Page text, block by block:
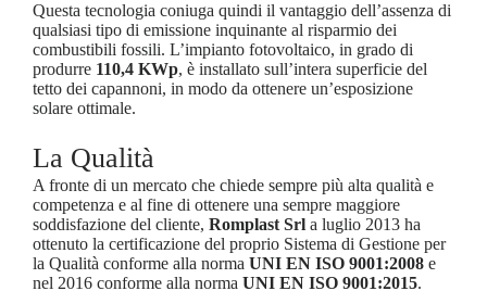
Questa tecnologia coniuga quindi il vantaggio dell’assenza di
qualsiasi tipo di emissione inquinante al risparmio dei
combustibili fossili. L’impianto fotovoltaico, in grado di
produrre 110,4 KWp, è installato sull’intera superficie del
tetto dei capannoni, in modo da ottenere un’esposizione
solare ottimale.
La Qualità
A fronte di un mercato che chiede sempre più alta qualità e
competenza e al fine di ottenere una sempre maggiore
soddisfazione del cliente, Romplast Srl a luglio 2013 ha
ottenuto la certificazione del proprio Sistema di Gestione per
la Qualità conforme alla norma UNI EN ISO 9001:2008 e
nel 2016 conforme alla norma UNI EN ISO 9001:2015.